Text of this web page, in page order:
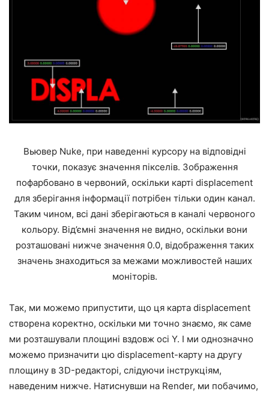
Вьювер Nuke, при наведенні курсору на відповідні
точки, показує значення пікселів. Зображення
пофарбовано в червоний, оскільки карті displacement
для зберігання інформації потрібен тільки один канал.
Таким чином, всі дані зберігаються в каналі червоного
кольору. Від’ємні значення не видно, оскільки вони
розташовані нижче значення 0.0, відображення таких
значень знаходиться за межами можливостей наших
моніторів.
Так, ми можемо припустити, що ця карта displacement
створена коректно, оскільки ми точно знаємо, як саме
ми розташували площині вздовж осі Y. І ми однозначно
можемо призначити цю displacement-карту на другу
площину в 3D-редакторі, слідуючи інструкціям,
наведеним нижче. Натиснувши на Render, ми побачимо,